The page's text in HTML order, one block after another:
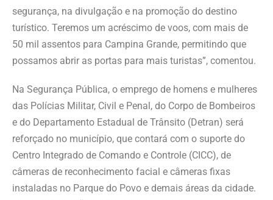
segurança, na divulgação e na promoção do destino
turístico. Teremos um acréscimo de voos, com mais de
50 mil assentos para Campina Grande, permitindo que
possamos abrir as portas para mais turistas”, comentou.
Na Segurança Pública, o emprego de homens e mulheres
das Polícias Militar, Civil e Penal, do Corpo de Bombeiros
e do Departamento Estadual de Trânsito (Detran) será
reforçado no município, que contará com o suporte do
Centro Integrado de Comando e Controle (CICC), de
câmeras de reconhecimento facial e câmeras fixas
instaladas no Parque do Povo e demais áreas da cidade.